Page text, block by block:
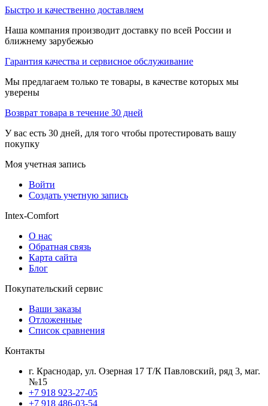
Быстро и качественно доставляем
Наша компания производит доставку по всей России и
ближнему зарубежью
Гарантия качества и сервисное обслуживание
Мы предлагаем только те товары, в качестве которых мы
уверены
Возврат товара в течение 30 дней
У вас есть 30 дней, для того чтобы протестировать вашу
покупку
Моя учетная запись
Войти
Создать учетную запись
Intex-Comfort
О нас
Обратная связь
Карта сайта
Блог
Покупательский сервис
Ваши заказы
Отложенные
Список сравнения
Контакты
г. Краснодар, ул. Озерная 17 Т/К Павловский, ряд 3, маг.
№15
+7 918 923-27-05
+7 918 486-03-54